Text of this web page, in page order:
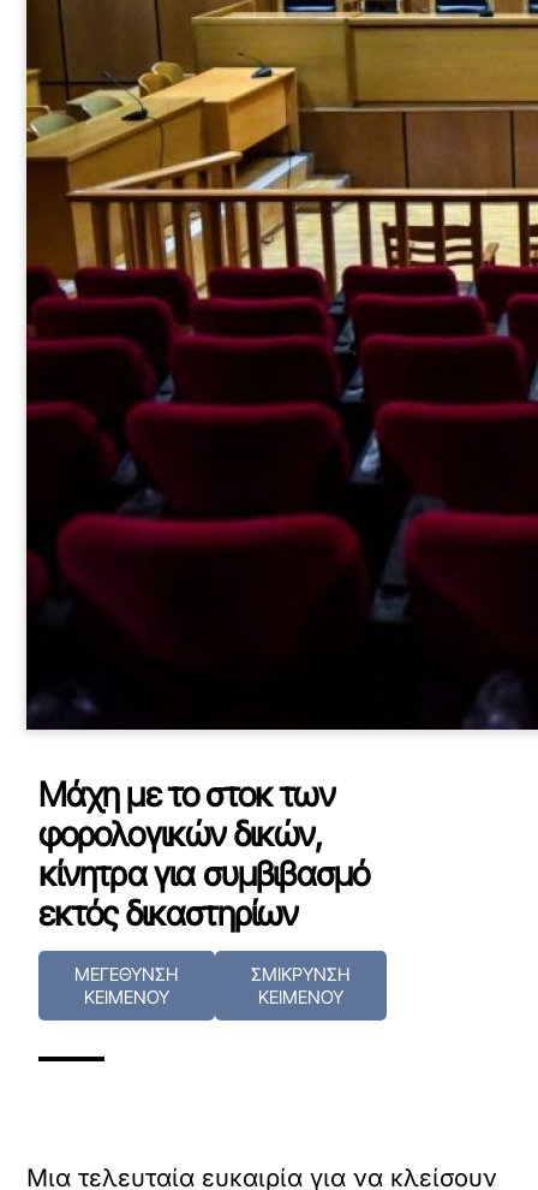
Μάχη με το στοκ των
φορολογικών δικών,
κίνητρα για συμβιβασμό
εκτός δικαστηρίων
ΜΕΓΕΘΥΝΣΗ
ΚΕΙΜΕΝΟΥ
ΣΜΙΚΡΥΝΣΗ
ΚΕΙΜΕΝΟΥ
Μια τελευταία ευκαιρία για να κλείσουν